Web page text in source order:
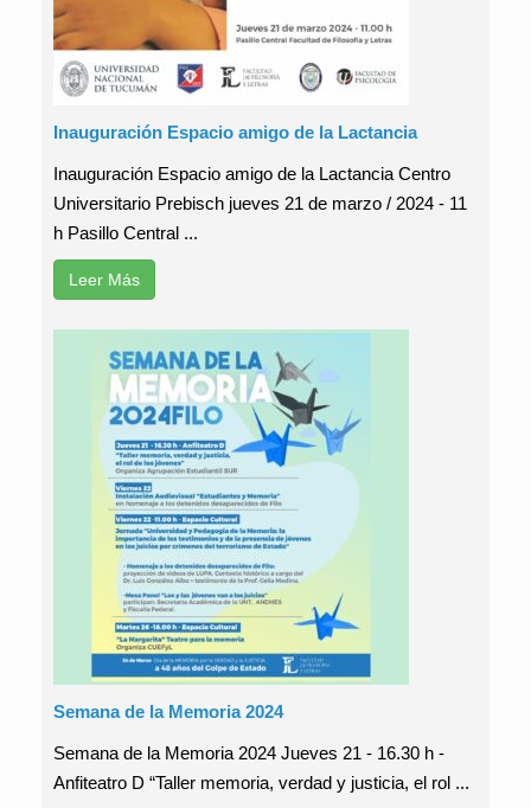
Inauguración Espacio amigo de la Lactancia
Inauguración Espacio amigo de la Lactancia Centro
Universitario Prebisch jueves 21 de marzo / 2024 - 11
h Pasillo Central ...
Leer Más
Semana de la Memoria 2024
Semana de la Memoria 2024 Jueves 21 - 16.30 h -
Anfiteatro D “Taller memoria, verdad y justicia, el rol ...